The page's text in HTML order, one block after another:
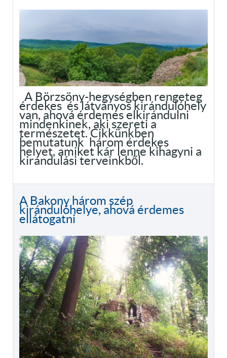
A Börzsöny-hegységben rengeteg
érdekes és látványos kirándulóhely
van, ahová érdemes elkirándulni
mindenkinek, aki szereti a
természetet. Cikkünkben
bemutatunk három érdekes
helyet, amiket kár lenne kihagyni a
kirándulási terveinkből.
A Bakony három szép
kirándulóhelye, ahová érdemes
ellátogatni